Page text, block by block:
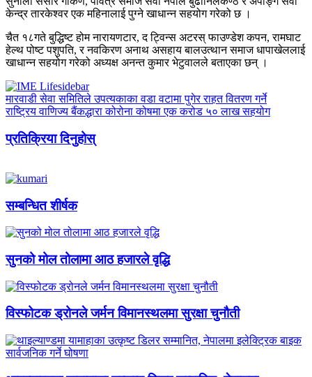
केन्द्र तारकेश्वर एक महिनालाई पुग्ने खाधान्न सहयोग गरेको छ ।
चैत १८गते बुद्धिष्ट होम नारायणटार, द ट्विन्स अटरस् फाउण्डेश कपन, रामघाट
हेल्थ पोष्ट पशुपति, र नवकिरण अनाथ असहाय बालउत्थान समाज धापाखेललाई
खाधान्न सहयोग गरेको अध्यक्ष अनन्त कुमार भेटुवालले बताएका छन् ।
मारवाडी सेवा समितिले उपत्यकाका वडा वटामा पुगेर राहत वितरण गर्ने
राष्ट्रिय वाणिज्य बैंकद्धारा कोरोना कोषमा एक करोड ५० लाख सहयोग
प्रतिक्रिया दिनुहोस्
सम्बन्धित शीर्षक
सुनको मोल तोलामा आठ हजारले वृद्धि
विस्फोटक ड्रोनले जर्मन विमानस्थलमा सुरक्षा चुनौती